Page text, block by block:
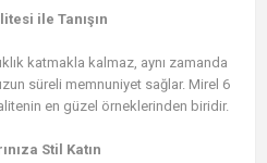
ile Tanışın
katmakla kalmaz, aynı zamanda
süreli memnuniyet sağlar. Mirel 6
en güzel örneklerinden biridir.
Stil Katın